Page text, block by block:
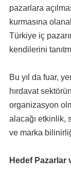
pazarlara
kurmasına
Türkiye iç
kendilerini
Bu yıl da fuar,
hırdavat
organizasyon
alacağı etkinlik,
ve marka
Hedef Pazarlar